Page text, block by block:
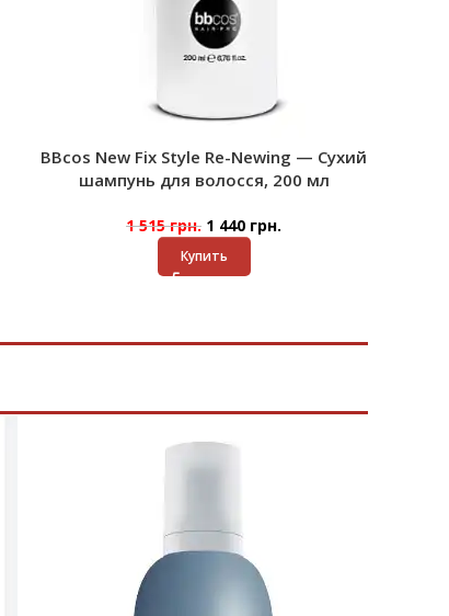
BBcos New Fix Style Re-Newing — Сухий
шампунь для волосся, 200 мл
1 515грн. 1 440 грн.
Купить